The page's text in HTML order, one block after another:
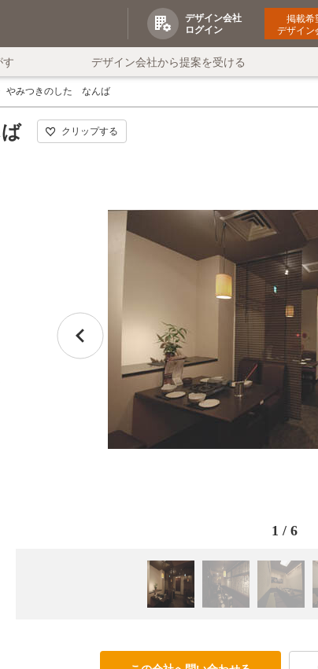
デザイン会社
ログイン
掲載希
デザイン
デザイン会社から提案を受ける
やみつきのした なんば
クリップする
1 /6